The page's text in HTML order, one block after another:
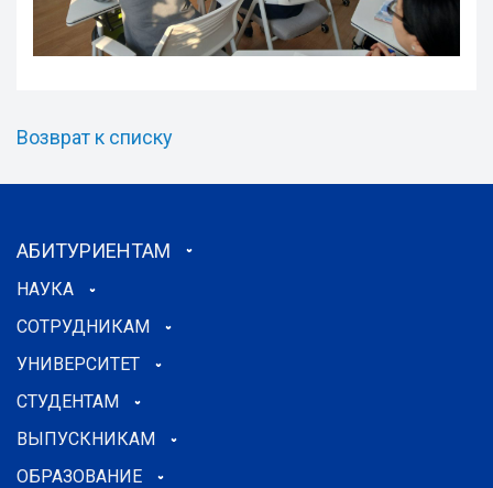
Возврат к списку
АБИТУРИЕНТАМ
НАУКА
СОТРУДНИКАМ
УНИВЕРСИТЕТ
СТУДЕНТАМ
ВЫПУСКНИКАМ
ОБРАЗОВАНИЕ